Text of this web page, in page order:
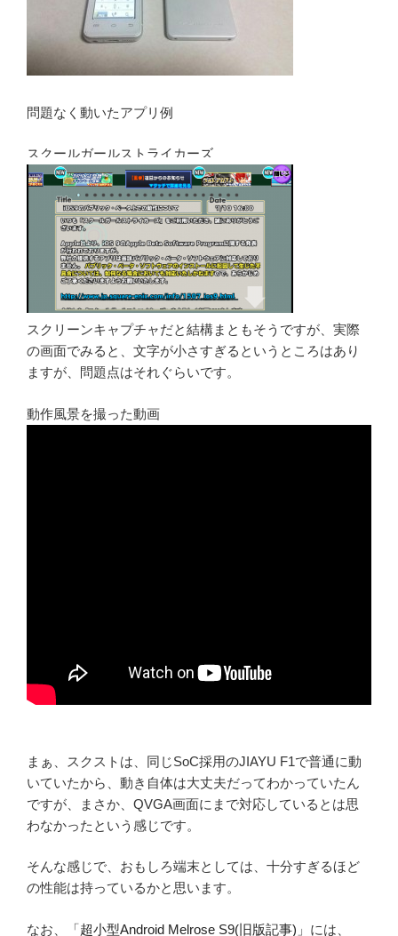
問題なく動いたアプリ例
スクールガールストライカーズ
スクリーンキャプチャだと結構まともそうですが、実際
の画面でみると、文字が小さすぎるというところはあり
ますが、問題点はそれぐらいです。
動作風景を撮った動画
まぁ、スクストは、同じSoC採用のJIAYU F1で普通に動
いていたから、動き自体は大丈夫だってわかっていたん
ですが、まさか、QVGA画面にまで対応しているとは思
わなかったという感じです。
そんな感じで、おもしろ端末としては、十分すぎるほど
の性能は持っているかと思います。
なお、「超小型Android Melrose S9(旧版記事) 」には、